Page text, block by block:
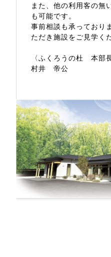
また、他の利用客の無
も可能です。
事前相談も承っており
ただき施設をご見学く
〈ふくろうの杜 本部
村井 帝公